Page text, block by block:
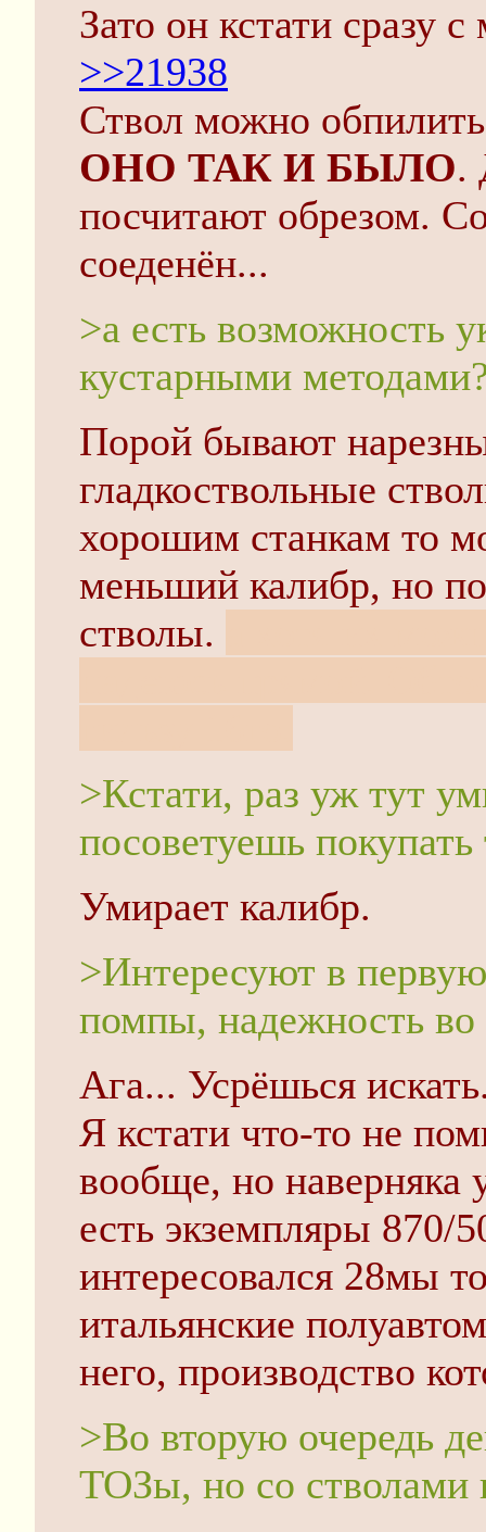
Зато он кстати сразу
>>21938
Ствол можно
ОНО ТАК И БЫЛО.
посчитают обрезом.
соеденён...
>а есть возможность
кустарными
Порой бывают
гладкоствольные
хорошим станкам то
меньший калибр, но
стволы.
>Кстати, раз уж тут
посоветуешь
Умирает калибр.
>Интересуют в
помпы, надежность во
Ага... Усрёшься
Я кстати что-то не
вообще, но наверняка
есть экземпляры 870/
интересовался 28мы
итальянские
него, производство
>Во вторую очередь
ТОЗы, но со стволами